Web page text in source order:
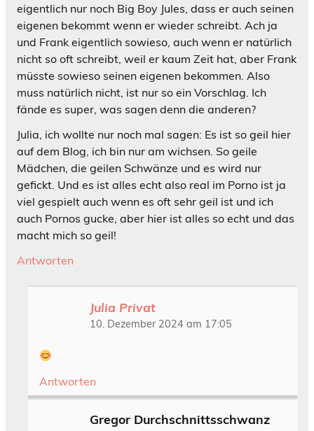
eigentlich nur noch Big Boy Jules, dass er auch seinen
eigenen bekommt wenn er wieder schreibt. Ach ja
und Frank eigentlich sowieso, auch wenn er natürlich
nicht so oft schreibt, weil er kaum Zeit hat, aber Frank
müsste sowieso seinen eigenen bekommen. Also
muss natürlich nicht, ist nur so ein Vorschlag. Ich
fände es super, was sagen denn die anderen?
Julia, ich wollte nur noch mal sagen: Es ist so geil hier
auf dem Blog, ich bin nur am wichsen. So geile
Mädchen, die geilen Schwänze und es wird nur
gefickt. Und es ist alles echt also real im Porno ist ja
viel gespielt auch wenn es oft sehr geil ist und ich
auch Pornos gucke, aber hier ist alles so echt und das
macht mich so geil!
Antworten
Julia Privat
10. Dezember 2024 am 17:05
Antworten
Gregor Durchschnittsschwanz